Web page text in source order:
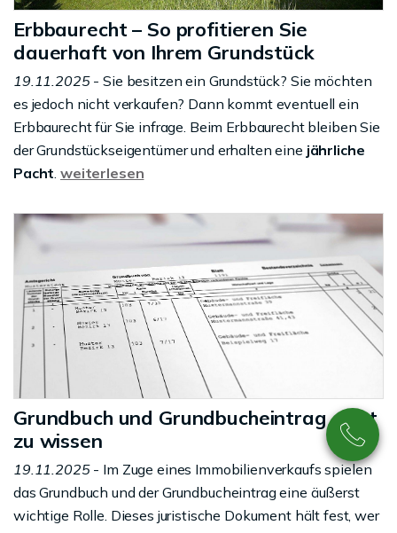
Erbbaurecht – So profitieren Sie
dauerhaft von Ihrem Grundstück
19.11.2025- Sie besitzen ein Grundstück? Sie möchten
es jedoch nicht verkaufen? Dann kommt eventuell ein
Erbbaurecht für Sie infrage. Beim Erbbaurecht bleiben Sie
der Grundstückseigentümer und erhalten eine jährliche
Pacht weiterlesen
Grundbuch und Grundbucheintrag – gut
zu wissen
19.11.2025- Im Zuge eines Immobilienverkaufs spielen
das Grundbuch und der Grundbucheintrag eine äußerst
wichtige Rolle. Dieses juristische Dokument hält fest, wer